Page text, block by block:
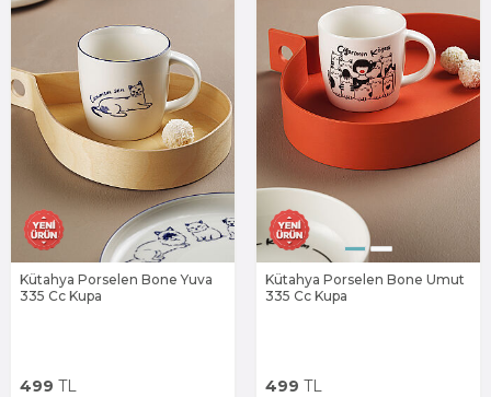
Kütahya Porselen Bone Yuva
335 Cc Kupa
499 TL
Kütahya Porselen Bone Umut
335 Cc Kupa
499 TL